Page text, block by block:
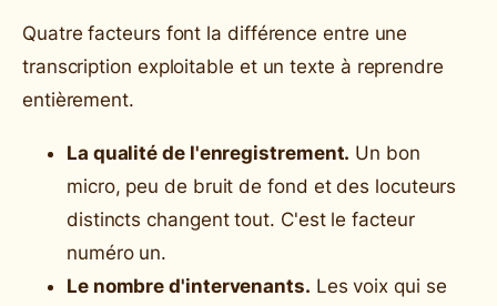
Quatre facteurs font la différence entre une
transcription exploitable et un texte à reprendre
entièrement.
La qualité de l'enregistrement. Un bon
micro, peu de bruit de fond et des locuteurs
distincts changent tout. C'est le facteur
numéro un.
Le nombre d'intervenants. Les voix qui se